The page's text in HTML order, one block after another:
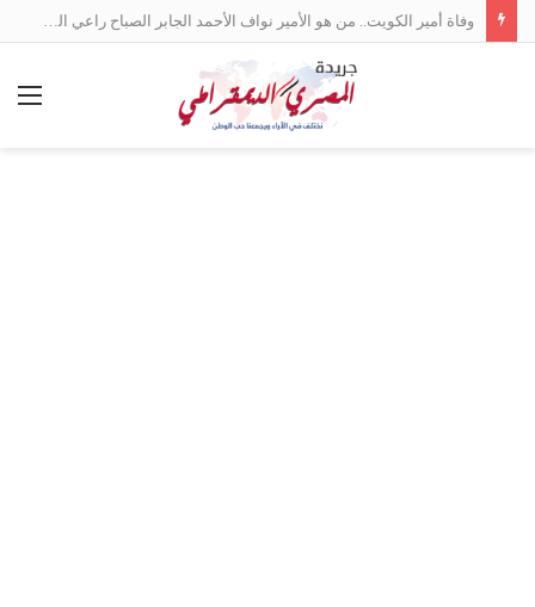
وفاة أمير الكويت.. من هو الأمير نواف الأحمد الجابر الصباح راعي السلام بين العرب؟